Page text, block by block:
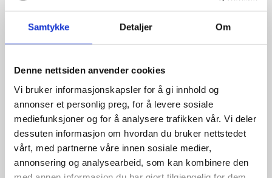
Samtykke Detaljer Om
Denne nettsiden anvender cookies
Vi bruker informasjonskapsler for å gi innhold og
annonser et personlig preg, for å levere sosiale
mediefunksjoner og for å analysere trafikken vår. Vi deler
dessuten informasjon om hvordan du bruker nettstedet
vårt, med partnerne våre innen sosiale medier,
annonsering og analysearbeid, som kan kombinere den
Hvite Dekksider 14″ 2″